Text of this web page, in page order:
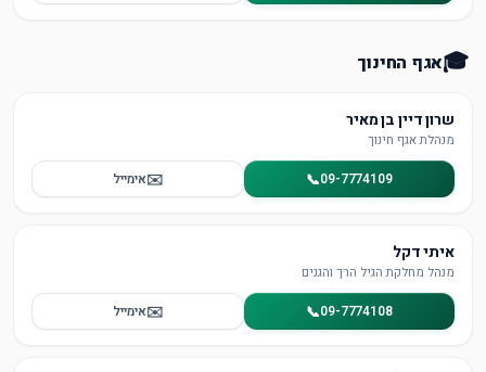
🎓אגף החינוך
שרון דיין בן מאיר
מנהלת אגף חינוך
📞09-7774109
✉️אימייל
איתי דקל
מנהל מחלקת הגיל הרך והגנים
📞09-7774108
✉️אימייל